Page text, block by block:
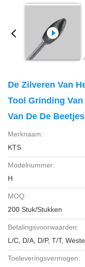
De Zilveren Van
Tool Grinding
Van De De
Merknaam:
KTS
Modelnummer:
H
MOQ:
200 Stuk/Stukken
Betalingsvoorwaarden:
L/C, D/A, D/P, T/T,
Toeleveringsvermogen: